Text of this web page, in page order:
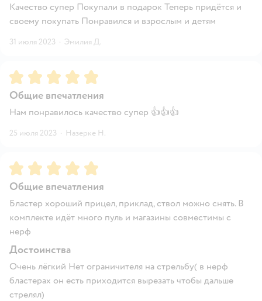
Качество супер Покупали в подарок Теперь придётся и
своему покупать Понравился и взрослым и детям
31 июля 2023 · Эмилия Д.
Рейтинг:5
Общие впечатления
Нам понравилось качество супер 👍👍👍
25 июля 2023 · Назерке Н.
Рейтинг:5
Общие впечатления
Бластер хороший прицел, приклад, ствол можно снять. В
комплекте идёт много пуль и магазины совместимы с
нерф
Достоинства
Очень лёгкий Нет ограничителя на стрельбу( в нерф
бластерах он есть приходится вырезать чтобы дальше
стрелял)